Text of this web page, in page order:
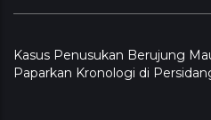
Kasus Penusukan Berujung
Paparkan Kronologi di